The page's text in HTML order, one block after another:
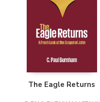
The Eagle Returns